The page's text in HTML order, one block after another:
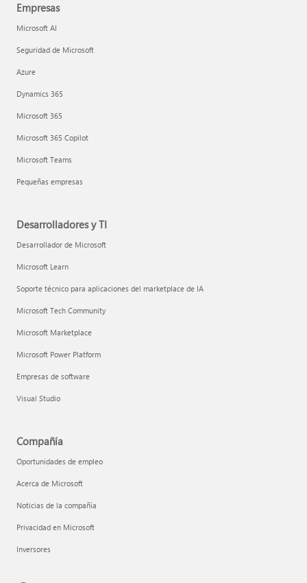
Empresas
Microsoft AI
Seguridad de Microsoft
Azure
Dynamics 365
Microsoft 365
Microsoft 365 Copilot
Microsoft Teams
Pequeñas empresas
Desarrolladores y TI
Desarrollador de Microsoft
Microsoft Learn
Soporte técnico para aplicaciones del marketplace de IA
Microsoft Tech Community
Microsoft Marketplace
Microsoft Power Platform
Empresas de software
Visual Studio
Compañía
Oportunidades de empleo
Acerca de Microsoft
Noticias de la compañía
Privacidad en Microsoft
Inversores